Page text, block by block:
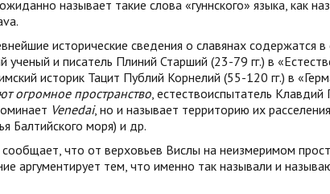
называет такие слова «гуннского» языка, как
исторические сведения о славянах содержатся
ученый и писатель Плиний Старший (23-79 гг.) в
историк Тацит Публий Корнелий (55-120 гг.) в
огромное пространство, естествоиспытатель
Venedai, но и называет территорию их
Балтийского моря) и др.
что от верховьев Вислы на неизмеримом
аргументирует тем, что именно так называли и